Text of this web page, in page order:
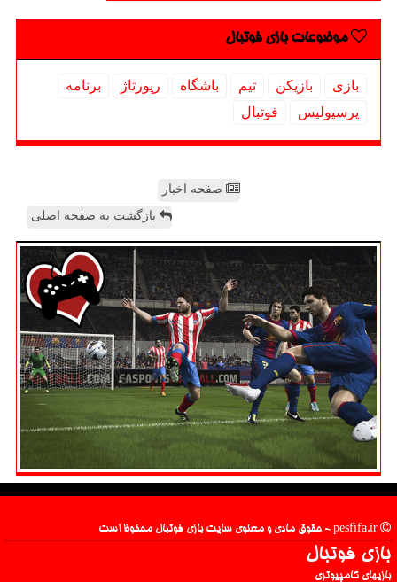
موضوعات بازی فوتبال
بازی بازیكن تیم باشگاه رپورتاژ
برنامه
پرسپولیس
فوتبال
صفحه اخبار
بازگشت به صفحه اصلی
بازی فوتبال
بازیهای کامپیوتری